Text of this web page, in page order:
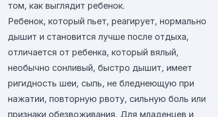
том, как выглядит ребенок.
Ребенок, который пьет, реагирует, нормально
дышит и становится лучше после отдыха,
отличается от ребенка, который вялый,
необычно сонливый, быстро дышит, имеет
ригидность шеи, сыпь, не бледнеющую при
нажатии, повторную рвоту, сильную боль или
признаки обезвоживания. Для младенцев и